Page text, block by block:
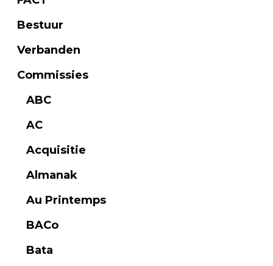
Bestuur
Verbanden
Commissies
ABC
AC
Acquisitie
Almanak
Au Printemps
BACo
Bata